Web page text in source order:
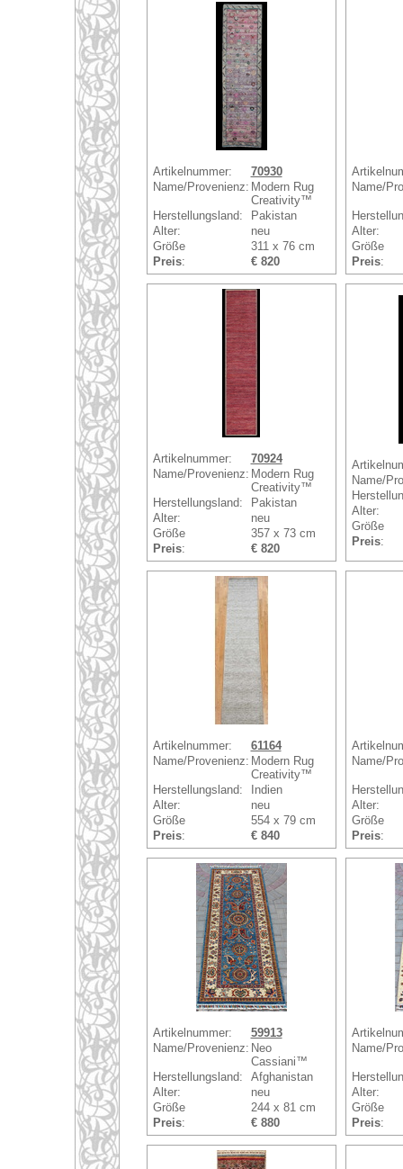
Artikelnummer:
70930
Name/Provenienz: Modern Rug
Creativity™
Herstellungsland:
Pakistan
Alter:
neu
Größe
311 x 76 cm
Preis: € 820
Name/
Alter:
Größe
Preis:
Artikelnummer:
70924
Name/Provenienz: Modern Rug
Creativity™
Herstellungsland:
Pakistan
Alter:
neu
Größe
357 x 73 cm
Preis: € 820
Name/
Alter:
Größe
Preis:
Artikelnummer:
61164
Name/Provenienz: Modern Rug
Creativity™
Herstellungsland:
Indien
Alter:
neu
Größe
554 x 79 cm
Preis: € 840
Name/
Alter:
Größe
Preis:
Artikelnummer:
59913
Name/Provenienz: Neo
Cassiani™
Herstellungsland:
Afghanistan
Alter:
neu
Größe
244 x 81 cm
Preis: € 880
Name/
Alter:
Größe
Preis: